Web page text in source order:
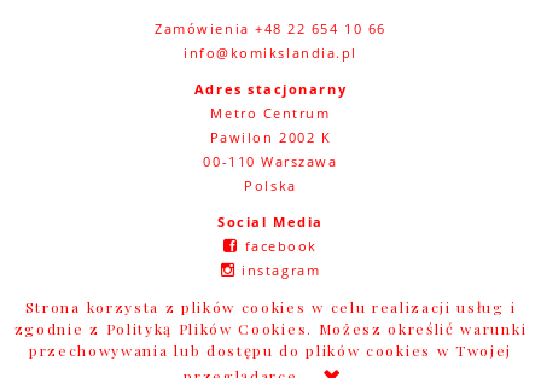
Strona korzysta z plików cookies w celu realizacji usług i
zgodnie z Polityką Plików Cookies. Możesz określić warunki
przechowywania lub dostępu do plików cookies w Twojej
Zamówienia +48 22 654 10 66
info@komikslandia.pl
Adres stacjonarny
Metro Centrum
Pawilon 2002 K
00-110 Warszawa
Polska
Social Media
facebook
instagram